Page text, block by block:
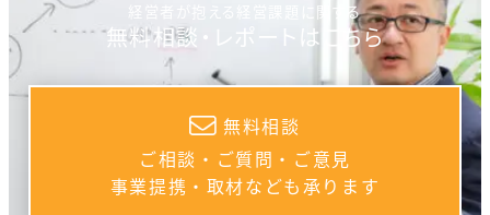
経営者が抱える経営課題に関する
無料相談・レポートはこちら
無料相談
ご相談・ご質問・ご意見
事業提携・取材なども承ります